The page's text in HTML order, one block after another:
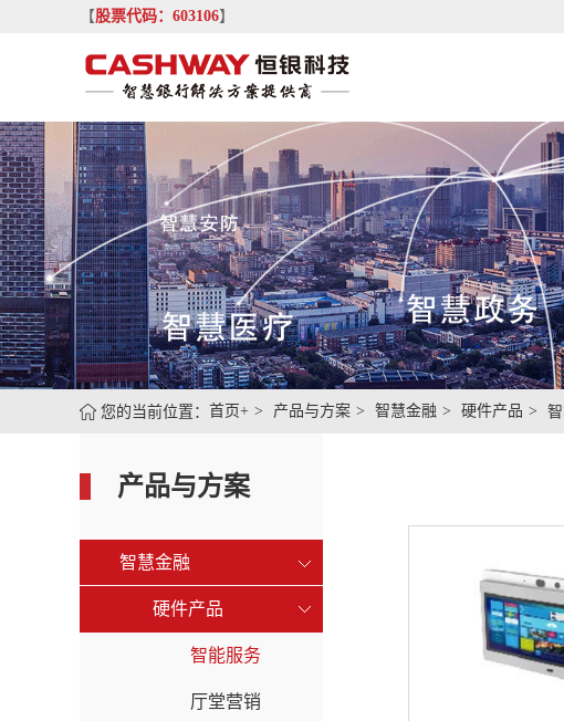
【股票代码：603106】
您的当前位置： 首页+ 产品与方案 智慧金融 硬件产品
产品与方案
智慧金融
硬件产品
智能服务
厅堂营销